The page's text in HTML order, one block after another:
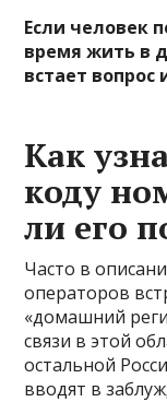
Если человек
время жить в
встает вопрос
Как
коду
ли его
Часто в
операторов
«домашний
связи в этой
остальной
вводят в